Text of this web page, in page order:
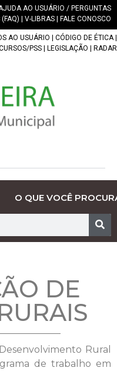
AO USUÁRIO / PERGUNTAS
(FAQ)
V-LIBRAS FALE CONOSCO
AO USUÁRIO CÓDIGO DE ÉTICA|
PSS LEGISLAÇÃO RADAR
O QUE VOCÊ
DE
Rural
de trabalho em